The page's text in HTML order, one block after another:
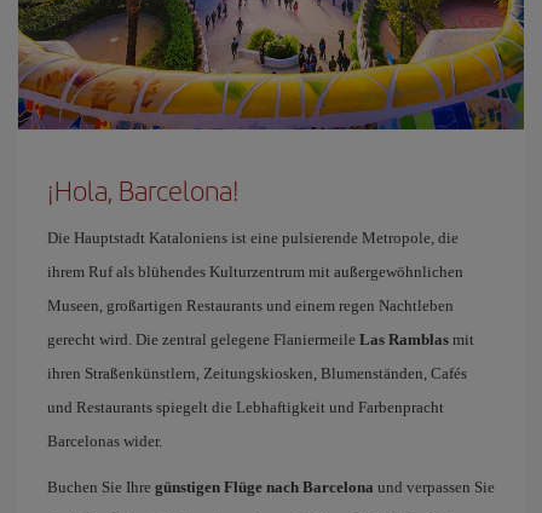
¡Hola, Barcelona!
Die Hauptstadt Kataloniens ist eine pulsierende Metropole, die
ihrem Ruf als blühendes Kulturzentrum mit außergewöhnlichen
Museen, großartigen Restaurants und einem regen Nachtleben
gerecht wird. Die zentral gelegene Flaniermeile Las Ramblas mit
ihren Straßenkünstlern, Zeitungskiosken, Blumenständen, Cafés
und Restaurants spiegelt die Lebhaftigkeit und Farbenpracht
Barcelonas wider.
Buchen Sie Ihre günstigen Flüge nach Barcelona und verpassen Sie